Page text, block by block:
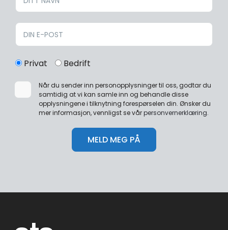
Privat Bedrift
Når du sender inn personopplysninger til oss, godtar du
samtidig at vi kan samle inn og behandle disse
opplysningene i tilknytning forespørselen din. Ønsker du
mer informasjon, vennligst se vårpersonvernerklæring.